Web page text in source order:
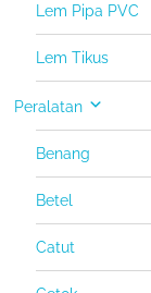
Lem Pipa PVC
Lem Tikus
Peralatan
Benang
Betel
Catut